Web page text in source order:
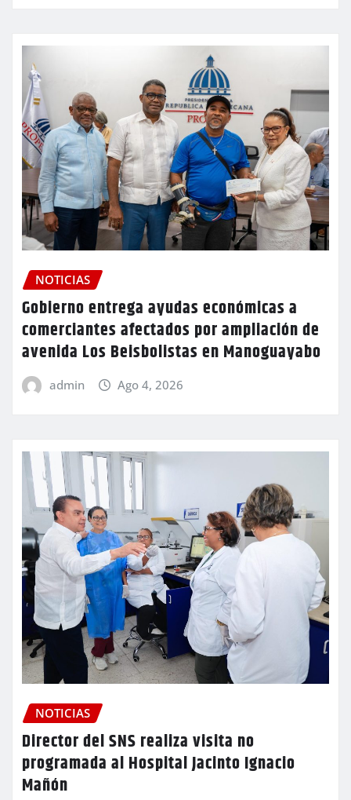
NOTICIAS
Gobierno entrega ayudas económicas a
comerciantes afectados por ampliación de
avenida Los Beisbolistas en Manoguayabo
admin Ago 4, 2026
NOTICIAS
Director del SNS realiza visita no
programada al Hospital Jacinto Ignacio
Mañón